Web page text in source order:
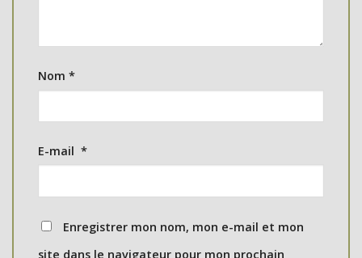
Nom *
E-mail *
Enregistrer mon nom, mon e-mail et mon
site dans le navigateur pour mon prochain